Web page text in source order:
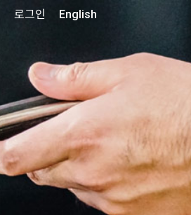
로그인 English